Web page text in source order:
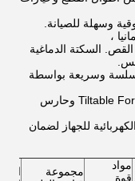
وسهلة للصيانة.
،
القص. السكتة الدماغية
سلسة وسريعة بواسطة
6. مطابقة CE بما في ذلك Tiltable Fornt Finger Guard وحارس
7. لقد تم تصميم السياج الآمن و interlocker الكهربائية للجهاز لضمان
مواد
قوة
مجموعة